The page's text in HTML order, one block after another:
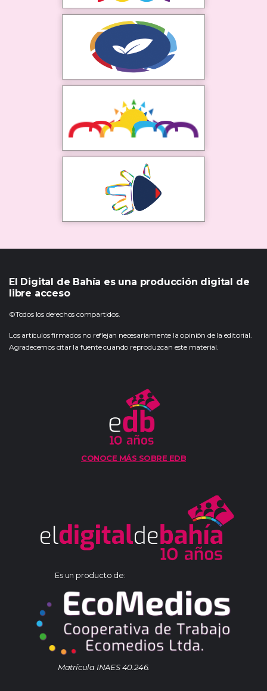
El Digital de Bahía es una producción digital de
libre acceso
©Todos los derechos compartidos.
Los artículos firmados no reflejan necesariamente la opinión de la editorial.
Agradecemos citar la fuente cuando reproduzcan este material.
CONOCE MÁS SOBRE EDB
Es un producto de:
Matrícula INAES 40.246.